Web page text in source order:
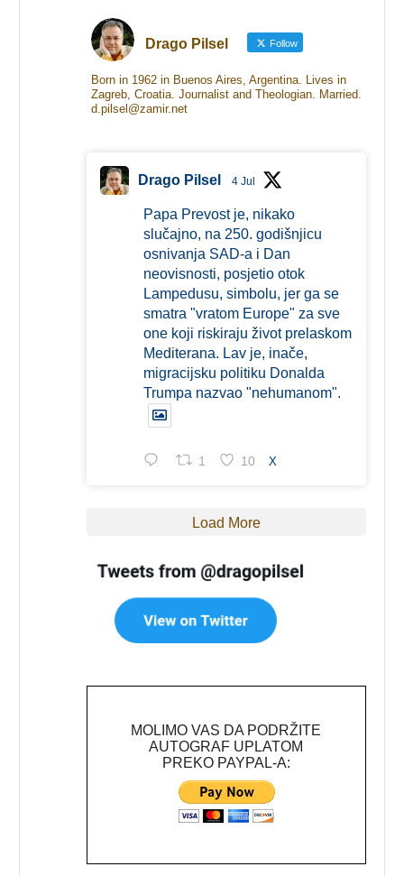
Drago Pilsel Follow
Born in 1962 in Buenos Aires, Argentina. Lives in
Zagreb, Croatia. Journalist and Theologian. Married.
d.pilsel@zamir.net
Drago Pilsel 4 Jul
Papa Prevost je, nikako
slučajno, na 250. godišnjicu
osnivanja SAD-a i Dan
neovisnosti, posjetio otok
Lampedusu, simbolu, jer ga se
smatra "vratom Europe" za sve
one koji riskiraju život prelaskom
Mediterana. Lav je, inače,
migracijsku politiku Donalda
Trumpa nazvao "nehumanom".
1 10 X
Load More
MOLIMO VAS DA PODRŽITE
AUTOGRAF UPLATOM
PREKO PAYPAL-A: